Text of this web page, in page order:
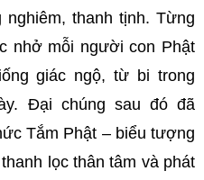
thanh tịnh. Từng
nhở mỗi người con Phật
giác ngộ, từ bi trong
Đại chúng sau đó đã
Tắm Phật – biểu tượng
lọc thân tâm và phát